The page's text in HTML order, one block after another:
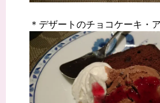
＊デザートのチョコケーキ・